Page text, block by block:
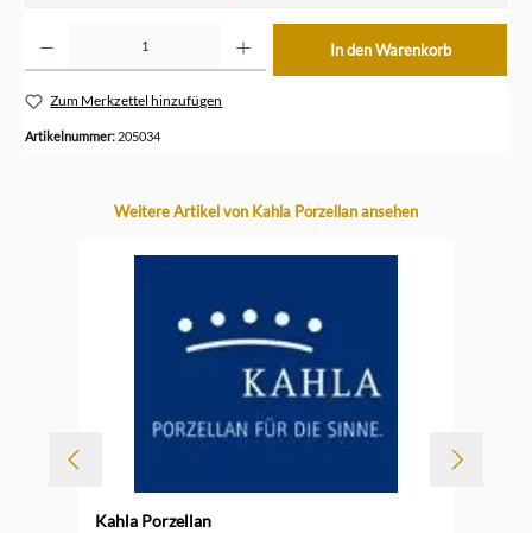
In den Warenkorb
Zum Merkzettel hinzufügen
Artikelnummer: 205034
Produktgalerie überspringen
Weitere Artikel von Kahla Porzellan ansehen
Kahla Porzellan